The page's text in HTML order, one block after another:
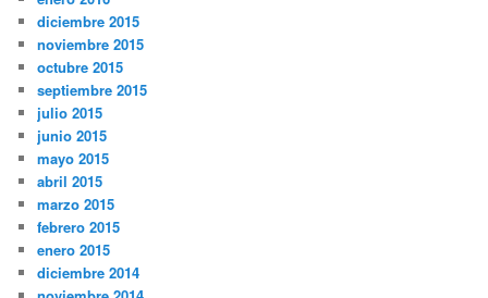
diciembre 2015
noviembre 2015
octubre 2015
septiembre 2015
julio 2015
junio 2015
mayo 2015
abril 2015
marzo 2015
febrero 2015
enero 2015
diciembre 2014